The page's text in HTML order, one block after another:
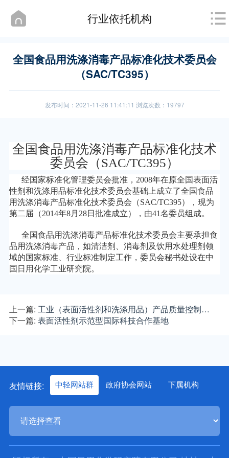
行业依托机构
全国食品用洗涤消毒产品标准化技术委员会
（SAC/TC395）
发布时间：2021-11-26 11:41:11 浏览次数：19797
全国食品用洗涤消毒产品标准化技术
委员会（SAC/TC395）
经国家标准化管理委员会批准，2008年在原全国表面活
性剂和洗涤用品标准化技术委员会基础上成立了全国食品
用洗涤消毒产品标准化技术委员会（SAC/TC395），现为
第二届（2014年8月28日批准成立），由41名委员组成。
全国食品用洗涤消毒产品标准化技术委员会主要承担食
品用洗涤消毒产品，如清洁剂、消毒剂及饮用水处理剂领
域的国家标准、行业标准制定工作，委员会秘书处设在中
国日用化学工业研究院。
上一篇: 工业（表面活性剂和洗涤用品）产品质量控制…
下一篇: 表面活性剂示范型国际科技合作基地
友情链接: 中轻网站群 政府协会网站 下属机构